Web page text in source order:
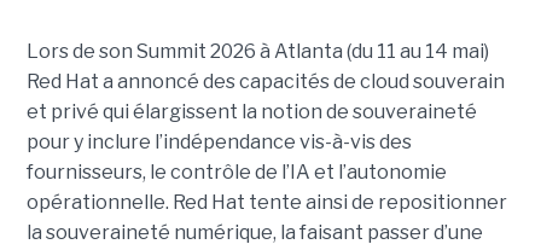
Lors de son Summit 2026 à Atlanta (du 11 au 14 mai)
Red Hat a annoncé des capacités de cloud souverain
et privé qui élargissent la notion de souveraineté
pour y inclure l’indépendance vis-à-vis des
fournisseurs, le contrôle de l’IA et l’autonomie
opérationnelle. Red Hat tente ainsi de repositionner
la souveraineté numérique, la faisant passer d’une